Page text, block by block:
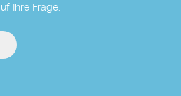
Ihre Frage.